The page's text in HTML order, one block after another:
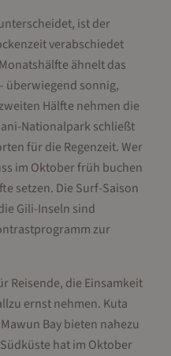
ist der
verabschiedet
ähnelt das
überwiegend sonnig,
Hälfte nehmen die
Nationalpark schließt
für die Regenzeit. Wer
im Oktober früh buchen
setzen. Die Surf-Saison
Gili-Inseln sind
zur
Reisende, die Einsamkeit
ernst nehmen. Kuta
Bay bieten nahezu
hat im Oktober